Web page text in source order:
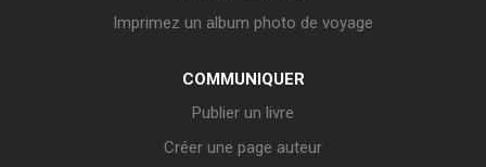
Imprimez un album photo de voyage
COMMUNIQUER
Publier un livre
Créer une page auteur